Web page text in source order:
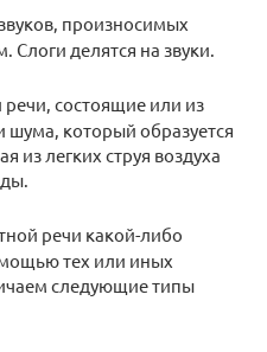
произносимых
делятся на звуки.
речи, состоящие или из
шума, который образуется
из легких струя воздуха
речи какой-либо
тех или иных
следующие типы